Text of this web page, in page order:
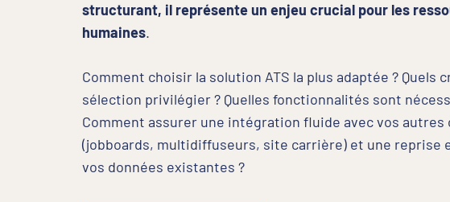
structurant, il représente un enjeu crucial pour les
humaines.
Comment choisir la solution ATS la plus adaptée ? Quels
sélection privilégier ? Quelles fonctionnalités sont
Comment assurer une intégration fluide avec vos autres
(jobboards, multidiffuseurs, site carrière) et une reprise
vos données existantes ?